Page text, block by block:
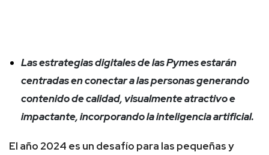
Las estrategias digitales de las Pymes estarán
centradas en conectar a las personas generando
contenido de calidad, visualmente atractivo e
impactante, incorporando la inteligencia artificial.
El año 2024 es un desafío para las pequeñas y